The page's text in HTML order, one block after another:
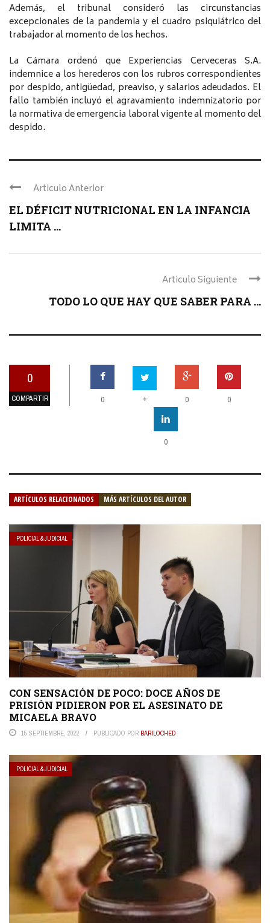
Además, el tribunal consideró las circunstancias
excepcionales de la pandemia y el cuadro psiquiátrico del
trabajador al momento de los hechos.
La Cámara ordenó que Experiencias Cerveceras S.A.
indemnice a los herederos con los rubros correspondientes
por despido, antigüedad, preaviso, y salarios adeudados. El
fallo también incluyó el agravamiento indemnizatorio por
la normativa de emergencia laboral vigente al momento del
despido.
Articulo Anterior
EL DÉFICIT NUTRICIONAL EN LA INFANCIA
LIMITA ...
Articulo Siguiente
TODO LO QUE HAY QUE SABER PARA ...
0
COMPARTIR 0 + 0 0
0
ARTÍCULOS RELACIONADOS MÁS ARTÍCULOS DEL AUTOR
POLICIAL & JUDICIAL
CON SENSACIÓN DE POCO: DOCE AÑOS DE
PRISIÓN PIDIERON POR EL ASESINATO DE
MICAELA BRAVO
15 SEPTIEMBRE, 2022 PUBLICADO POR BARILOCHED
POLICIAL & JUDICIAL